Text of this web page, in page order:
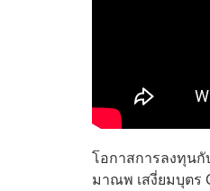
โอกาสการลงทุนกั
มาณพ เสงี่ยมบุตร